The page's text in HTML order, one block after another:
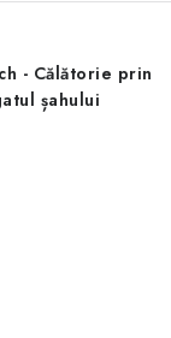
- Călătorie prin
șahului